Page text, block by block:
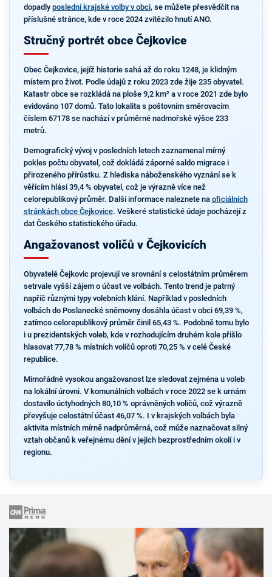
dopadly poslední krajské volby v obci, se můžete přesvědčit na
příslušné stránce, kde v roce 2024 zvítězilo hnutí ANO.
Stručný portrét obce Čejkovice
Obec Čejkovice, jejíž historie sahá až do roku 1248, je klidným
místem pro život. Podle údajů z roku 2023 zde žije 235 obyvatel.
Katastr obce se rozkládá na ploše 9,2 km² a v roce 2021 zde bylo
evidováno 107 domů. Tato lokalita s poštovním směrovacím
číslem 67178 se nachází v průměrné nadmořské výšce 233
metrů.
Demografický vývoj v posledních letech zaznamenal mírný
pokles počtu obyvatel, což dokládá záporné saldo migrace i
přirozeného přírůstku. Z hlediska náboženského vyznání se k
věřícím hlásí 39,4 % obyvatel, což je výrazně více než
celorepublikový průměr. Další informace naleznete na oficiálních
stránkách obce Čejkovice. Veškeré statistické údaje pocházejí z
dat Českého statistického úřadu.
Angažovanost voličů v Čejkovicích
Obyvatelé Čejkovic projevují ve srovnání s celostátním průměrem
setrvale vyšší zájem o účast ve volbách. Tento trend je patrný
napříč různými typy volebních klání. Například v posledních
volbách do Poslanecké sněmovny dosáhla účast v obci 69,39 %,
zatímco celorepublikový průměr činil 65,43 %. Podobně tomu bylo
i u prezidentských voleb, kde v rozhodujícím druhém kole přišlo
hlasovat 77,78 % místních voličů oproti 70,25 % v celé České
republice.
Mimořádně vysokou angažovanost lze sledovat zejména u voleb
na lokální úrovni. V komunálních volbách v roce 2022 se k urnám
dostavilo úctyhodných 80,10 % oprávněných voličů, což výrazně
převyšuje celostátní účast 46,07 %. I v krajských volbách byla
aktivita místních mírně nadprůměrná, což může naznačovat silný
vztah občanů k veřejnému dění v jejich bezprostředním okolí i v
regionu.